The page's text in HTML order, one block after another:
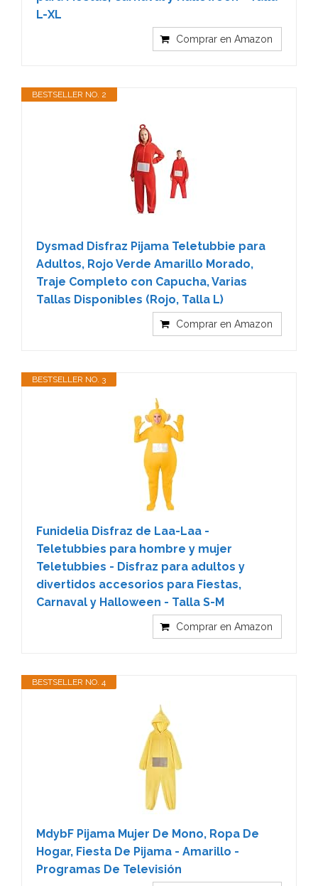
L-XL
Comprar en Amazon
BESTSELLER NO. 2
Dysmad Disfraz Pijama Teletubbie para
Adultos, Rojo Verde Amarillo Morado,
Traje Completo con Capucha, Varias
Tallas Disponibles (Rojo, Talla L)
Comprar en Amazon
BESTSELLER NO. 3
Funidelia Disfraz de Laa-Laa -
Teletubbies para hombre y mujer
Teletubbies - Disfraz para adultos y
divertidos accesorios para Fiestas,
Carnaval y Halloween - Talla S-M
Comprar en Amazon
BESTSELLER NO. 4
MdybF Pijama Mujer De Mono, Ropa De
Hogar, Fiesta De Pijama - Amarillo -
Programas De Televisión